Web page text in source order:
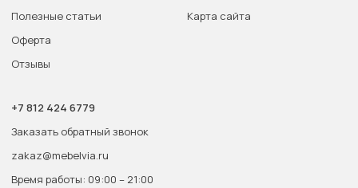
Полезные статьи
Оферта
Отзывы
Карта сайта
+7 812 424 6779
Заказать обратный звонок
zakaz@mebelvia.ru
Время работы: 09:00 – 21:00